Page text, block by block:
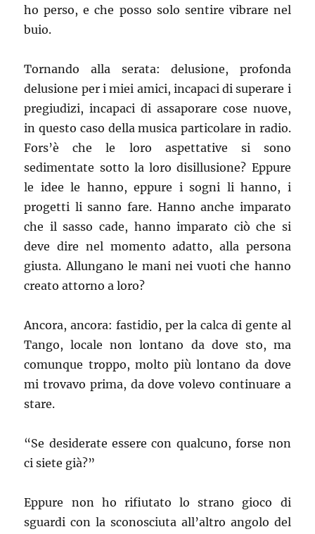
ho perso, e che posso solo sentire vibrare nel
buio.
Tornando alla serata: delusione, profonda
delusione per i miei amici, incapaci di superare i
pregiudizi, incapaci di assaporare cose nuove,
in questo caso della musica particolare in radio.
Fors’è che le loro aspettative si sono
sedimentate sotto la loro disillusione? Eppure
le idee le hanno, eppure i sogni li hanno, i
progetti li sanno fare. Hanno anche imparato
che il sasso cade, hanno imparato ciò che si
deve dire nel momento adatto, alla persona
giusta. Allungano le mani nei vuoti che hanno
creato attorno a loro?
Ancora, ancora: fastidio, per la calca di gente al
Tango, locale non lontano da dove sto, ma
comunque troppo, molto più lontano da dove
mi trovavo prima, da dove volevo continuare a
stare.
“Se desiderate essere con qualcuno, forse non
ci siete già?”
Eppure non ho rifiutato lo strano gioco di
sguardi con la sconosciuta all’altro angolo del